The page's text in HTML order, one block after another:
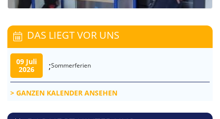
DAS LIEGT VOR UNS
09 Juli
2026
;Sommerferien
GANZEN KALENDER ANSEHEN